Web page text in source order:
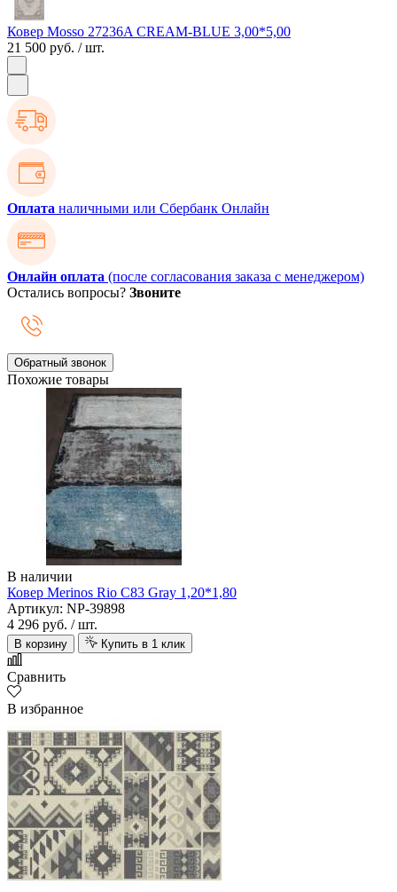
Ковер Mosso 27236A CREAM-BLUE 3,00*5,00
21 500 руб. / шт.
Оплата наличными или Сбербанк Онлайн
Онлайн оплата (после согласования заказа с менеджером)
Остались вопросы? Звоните
Обратный звонок
Похожие товары
В наличии
Ковер Merinos Rio C83 Gray 1,20*1,80
Артикул: NP-39898
4 296 руб. / шт.
В корзину Купить в 1 клик
Сравнить
В избранное